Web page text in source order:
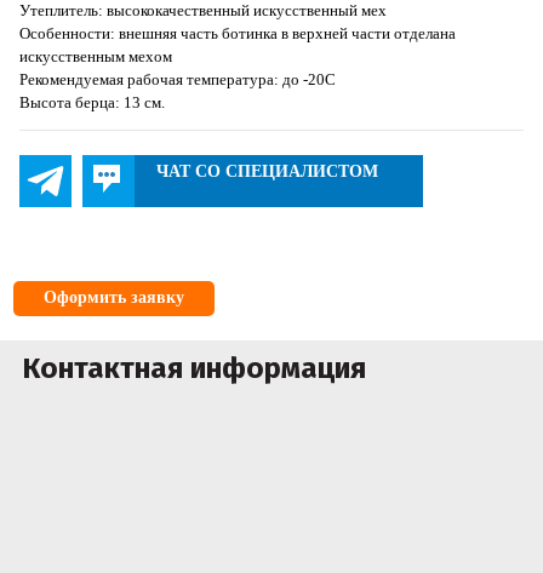
Утеплитель: высококачественный искусственный мех
Особенности: внешняя часть ботинка в верхней части отделана
искусственным мехом
Рекомендуемая рабочая температура: до -20С
Высота берца: 13 см.
ЧАТ СО СПЕЦИАЛИСТОМ
Оформить заявку
Контактная информация